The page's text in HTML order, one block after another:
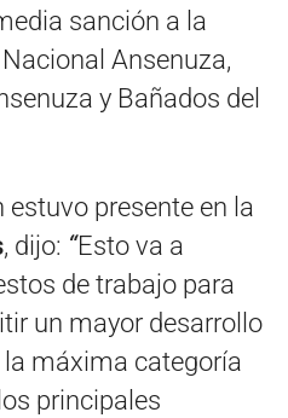
sanción a la
Ansenuza,
y Bañados del
estuvo presente en la
, dijo: “Esto va a
de trabajo para
un mayor desarrollo
máxima categoría
principales